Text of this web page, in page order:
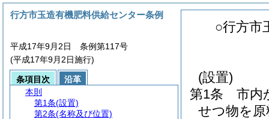
○行方市
(設置)
第1条
市内
せつ物を
行方市玉造有機肥料供給センター条例
平成17年9月2日 条例第117号
(平成17年9月2日施行)
条項目次
沿革
本則
第1条(設置)
第2条(名称及び位置)